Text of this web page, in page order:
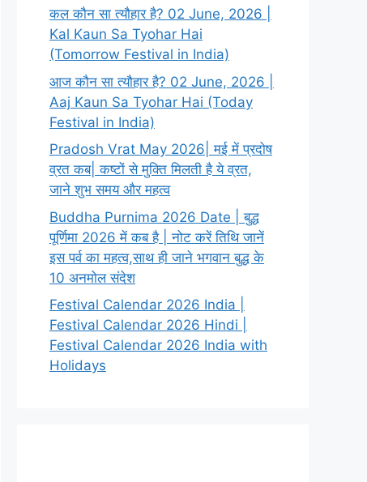
कल कौन सा त्यौहार है? 02 June, 2026 |
Kal Kaun Sa Tyohar Hai
(Tomorrow Festival in India)
आज कौन सा त्यौहार है? 02 June, 2026 |
Aaj Kaun Sa Tyohar Hai (Today
Festival in India)
Pradosh Vrat May 2026| मई में प्रदोष
व्रत कब| कष्टों से मुक्ति मिलती है ये व्रत,
जाने शुभ समय और महत्व
Buddha Purnima 2026 Date | बुद्ध
पूर्णिमा 2026 में कब है | नोट करें तिथि जानें
इस पर्व का महत्व,साथ ही जाने भगवान बुद्ध के
10 अनमोल संदेश
Festival Calendar 2026 India |
Festival Calendar 2026 Hindi |
Festival Calendar 2026 India with
Holidays